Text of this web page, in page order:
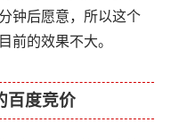
钟后愿意，所以这个
前的效果不大。
百度竞价